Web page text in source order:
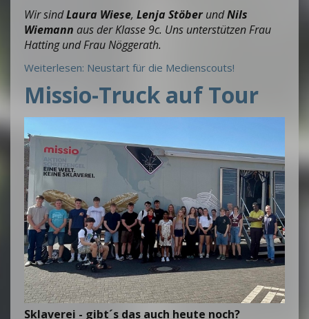
Wir sindLaura Wiese, Lenja StöberundNils
Wiemann aus der Klasse 9c. Uns unterstützen Frau
Hatting und Frau Nöggerath.
Weiterlesen: Neustart für die Medienscouts!
Missio-Truck auf Tour
Sklaverei - gibt´s das auch heute noch?